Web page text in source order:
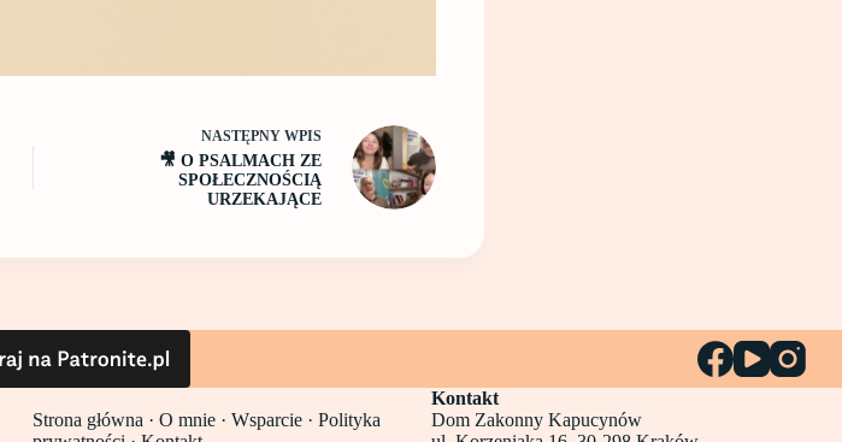
NASTĘPNY WPIS
🎥 O PSALMACH ZE
SPOŁECZNOŚCIĄ
URZEKAJĄCE
Strona główna · O mnie · Wsparcie · Polityka
Kontakt
Dom Zakonny Kapucynów